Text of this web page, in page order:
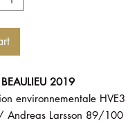
2019
environnementale
Larsson 89/100